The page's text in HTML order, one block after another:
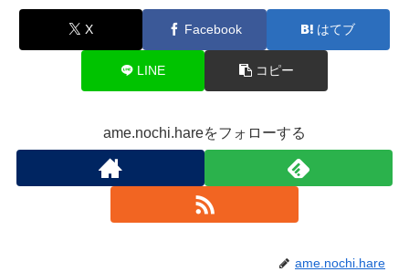
X Facebook はてブ
LINE コピー
ame.nochi.hareをフォローする
ame.nochi.hare